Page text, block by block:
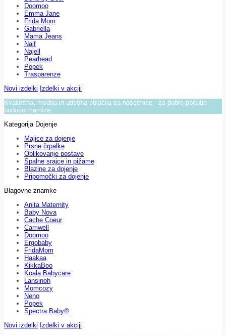
Doomoo
Emma Jane
Frida Mom
Gabriella
Mama Jeans
Naif
Najell
Pearhead
Popek
Trasparenze
Novi izdelki Izdelki v akciji
Kvalitetna, modna in udobna oblačila za nosečnice - za dobro počutje
bodoče mamice.
Kategorija Dojenje
Majice za dojenje
Prsne črpalke
Oblikovanje postave
Spalne srajce in pižame
Blazine za dojenje
Pripomočki za dojenje
Blagovne znamke
Anita Maternity
Baby Nova
Cache Coeur
Carriwell
Doomoo
Ergobaby
FridaMom
Haakaa
KikkaBoo
Koala Babycare
Lansinoh
Momcozy
Neno
Popek
Spectra Baby®
Novi izdelki Izdelki v akciji